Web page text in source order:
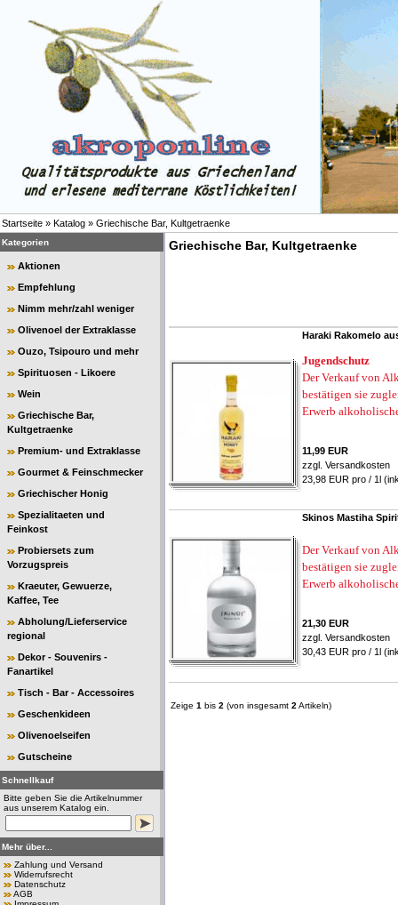
Startseite » Katalog » Griechische Bar, Kultgetraenke
Kategorien
Aktionen
Empfehlung
Nimm mehr/zahl weniger
Olivenoel der Extraklasse
Ouzo, Tsipouro und mehr
Spirituosen - Likoere
Wein
Griechische Bar,
Kultgetraenke
Premium- und Extraklasse
Gourmet & Feinschmecker
Griechischer Honig
Spezialitaeten und
Feinkost
Probiersets zum
Vorzugspreis
Kraeuter, Gewuerze,
Kaffee, Tee
Abholung/Lieferservice
regional
Dekor - Souvenirs -
Fanartikel
Tisch - Bar - Accessoires
Geschenkideen
Olivenoelseifen
Gutscheine
Schnellkauf
Bitte geben Sie die Artikelnummer
aus unserem Katalog ein.
Mehr über...
Zahlung und Versand
Widerrufsrecht
Datenschutz
AGB
Griechische Bar, Kultgetraenke
Haraki Rakomelo
Jugendschutz
Der Verkauf von
bestätigen sie
Erwerb
11,99 EUR
zzgl. Versandkosten
23,98 EUR pro / 1l
Skinos Mastiha
Der Verkauf von
bestätigen sie
Erwerb
21,30 EUR
zzgl. Versandkosten
30,43 EUR pro / 1l
Zeige 1 bis 2 (von insgesamt 2 Artikeln)